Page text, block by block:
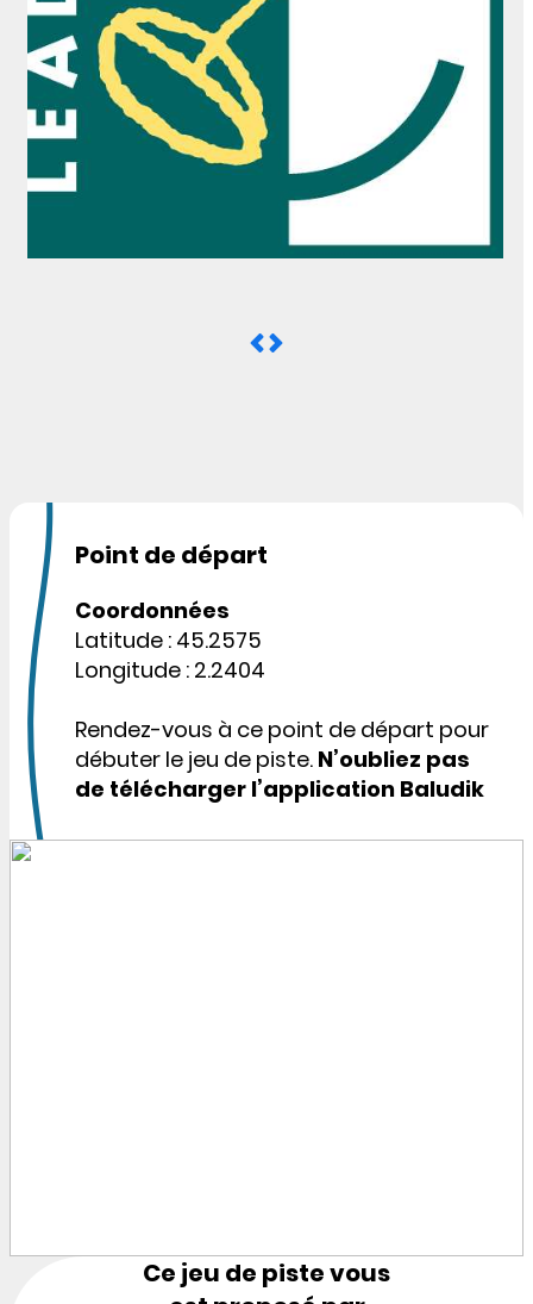
Point de départ
Coordonnées
Latitude : 45.2575
Longitude : 2.2404
Rendez-vous à ce point de départ pour
débuter le jeu de piste. N’oubliez pas
de télécharger l’application Baludik
Ce jeu de piste vous